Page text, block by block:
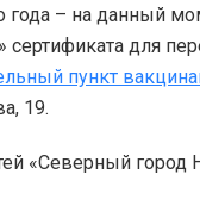
– на данный
сертификата для
пункт
19.
«Северный город